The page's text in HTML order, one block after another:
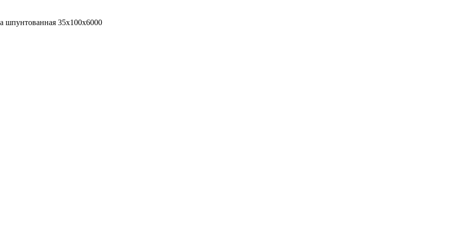
шпунтованная 35х100х6000